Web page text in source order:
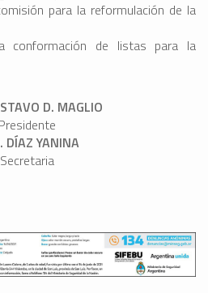
para la reformulación de la
conformación de listas para la
D. MAGLIO
DÍAZ YANINA
Secretaria